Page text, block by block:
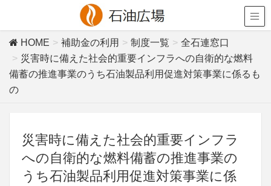
HOME 補助金の利用 制度一覧
全石連窓口
災害時に備えた社会的重要インフラへの自衛的な燃料
備蓄の推進事業のうち石油製品利用促進対策事業に係るも
の
災害時に備えた社会的重要インフラ
への自衛的な燃料備蓄の推進事業の
うち石油製品利用促進対策事業に係